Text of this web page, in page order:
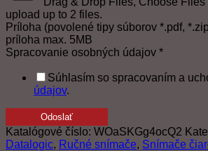
upload up to 2 files.
Príloha (povolené tipy súborov *.pdf,
príloha max. 5MB
Spracovanie osobných údajov *
Súhlasím so spracovaním a
údajov.
Odoslať
Katalógové číslo: WOaSKGg4ocQ2
Datalogic, Ručné snímače, Snímače